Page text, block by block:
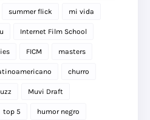
summer flick mi vida
Internet Film School
FICM masters
churro
Muvi Draft
top 5 humor negro